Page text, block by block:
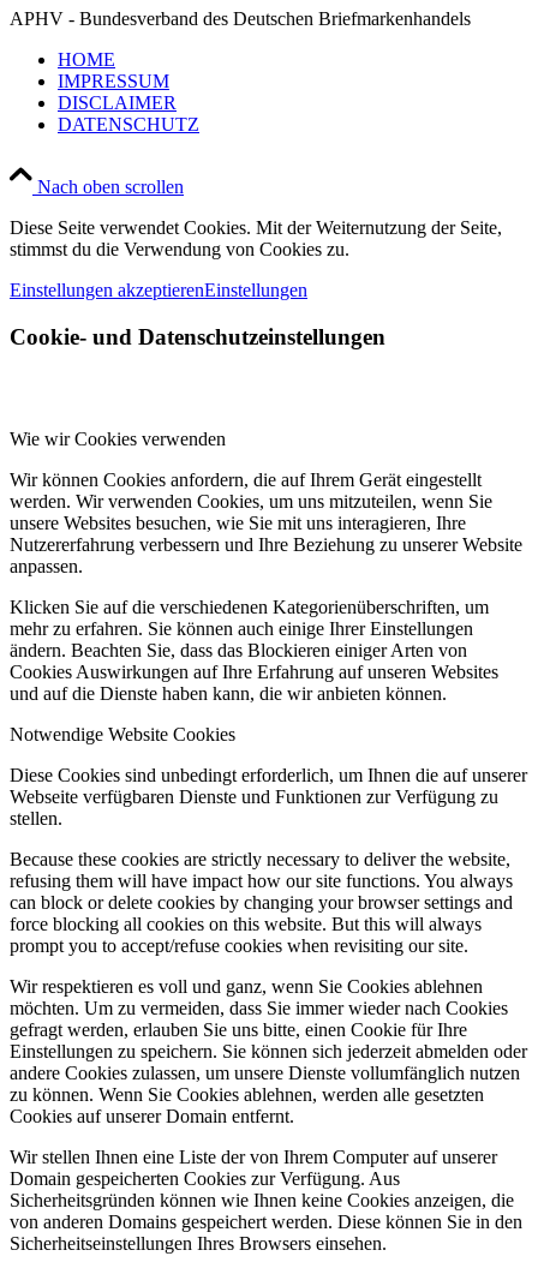
APHV - Bundesverband des Deutschen Briefmarkenhandels
HOME
IMPRESSUM
DISCLAIMER
DATENSCHUTZ
Nach oben scrollen
Diese Seite verwendet Cookies. Mit der Weiternutzung der Seite,
stimmst du die Verwendung von Cookies zu.
Einstellungen akzeptierenEinstellungen
Cookie- und Datenschutzeinstellungen
Wie wir Cookies verwenden
Wir können Cookies anfordern, die auf Ihrem Gerät eingestellt
werden. Wir verwenden Cookies, um uns mitzuteilen, wenn Sie
unsere Websites besuchen, wie Sie mit uns interagieren, Ihre
Nutzererfahrung verbessern und Ihre Beziehung zu unserer Website
anpassen.
Klicken Sie auf die verschiedenen Kategorienüberschriften, um
mehr zu erfahren. Sie können auch einige Ihrer Einstellungen
ändern. Beachten Sie, dass das Blockieren einiger Arten von
Cookies Auswirkungen auf Ihre Erfahrung auf unseren Websites
und auf die Dienste haben kann, die wir anbieten können.
Notwendige Website Cookies
Diese Cookies sind unbedingt erforderlich, um Ihnen die auf unserer
Webseite verfügbaren Dienste und Funktionen zur Verfügung zu
stellen.
Because these cookies are strictly necessary to deliver the website,
refusing them will have impact how our site functions. You always
can block or delete cookies by changing your browser settings and
force blocking all cookies on this website. But this will always
prompt you to accept/refuse cookies when revisiting our site.
Wir respektieren es voll und ganz, wenn Sie Cookies ablehnen
möchten. Um zu vermeiden, dass Sie immer wieder nach Cookies
gefragt werden, erlauben Sie uns bitte, einen Cookie für Ihre
Einstellungen zu speichern. Sie können sich jederzeit abmelden oder
andere Cookies zulassen, um unsere Dienste vollumfänglich nutzen
zu können. Wenn Sie Cookies ablehnen, werden alle gesetzten
Cookies auf unserer Domain entfernt.
Wir stellen Ihnen eine Liste der von Ihrem Computer auf unserer
Domain gespeicherten Cookies zur Verfügung. Aus
Sicherheitsgründen können wie Ihnen keine Cookies anzeigen, die
von anderen Domains gespeichert werden. Diese können Sie in den
Sicherheitseinstellungen Ihres Browsers einsehen.